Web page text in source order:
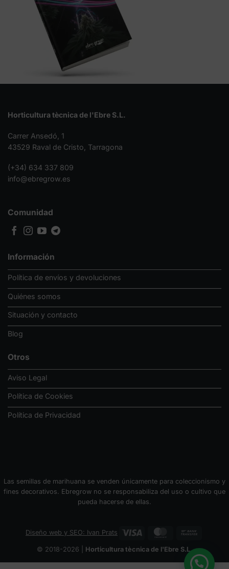
Horticultura tècnica de l'Ebre S.L.
Carrer Ansedó, 1
43529 Raval de Cristo, Tarragona
(+34) 634 337 809
info@ebregrow.es
Información
Política de envíos y devoluciones
Quiénes somos
Situación y contacto
Blog
Otros
Aviso Legal
Política de Cookies
Política de Privacidad
Comunidad
Las semillas de marihuana se venden únicamente para coleccionismo y
fines decorativos. Ebregrow no se responsabiliza del uso o cultivo que
pueda hacerse de ellas.
Diseño web y SEO: Ivan Prats Visa MasterCard
© 2018-2026 | Horticultura tècnica de l'Ebre S.L.